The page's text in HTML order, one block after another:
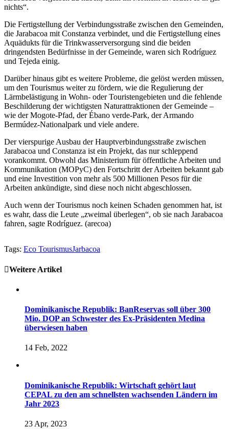
nichts“.
Die Fertigstellung der Verbindungsstraße zwischen den Gemeinden,
die Jarabacoa mit Constanza verbindet, und die Fertigstellung eines
Aquädukts für die Trinkwasserversorgung sind die beiden
dringendsten Bedürfnisse in der Gemeinde, waren sich Rodríguez
und Tejeda einig.
Darüber hinaus gibt es weitere Probleme, die gelöst werden müssen,
um den Tourismus weiter zu fördern, wie die Regulierung der
Lärmbelästigung in Wohn- oder Touristengebieten und die fehlende
Beschilderung der wichtigsten Naturattraktionen der Gemeinde –
wie der Mogote-Pfad, der Ébano verde-Park, der Armando
Bermúdez-Nationalpark und viele andere.
Der vierspurige Ausbau der Hauptverbindungsstraße zwischen
Jarabacoa und Constanza ist ein Projekt, das nur schleppend
vorankommt. Obwohl das Ministerium für öffentliche Arbeiten und
Kommunikation (MOPyC) den Fortschritt der Arbeiten bekannt gab
und eine Investition von mehr als 500 Millionen Pesos für die
Arbeiten ankündigte, sind diese noch nicht abgeschlossen.
Auch wenn der Tourismus noch keinen Schaden genommen hat, ist
es wahr, dass die Leute „zweimal überlegen“, ob sie nach Jarabacoa
fahren, sagte Rodríguez. (arecoa)
Tags: Eco TourismusJarbacoa
Weitere Artikel
Dominikanische Republik: BanReservas soll über 300
Mio. DOP an Schwester des Ex-Präsidenten Medina
überwiesen haben
14 Feb, 2022
Dominikanische Republik: Wirtschaft gehört laut
CEPAL zu den am schnellsten wachsenden Ländern im
Jahr 2023
23 Apr, 2023